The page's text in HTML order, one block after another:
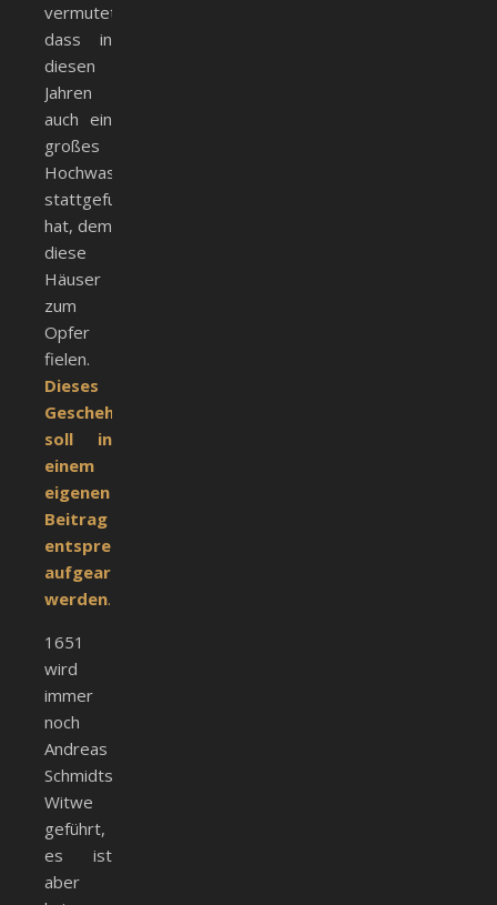
vermutet,
dass in
diesen
Jahren
auch ein
großes
Hochwasser
stattgefunden
hat, dem
diese
Häuser
zum
Opfer
fielen.
Dieses
Geschehen
soll in
einem
eigenen
Beitrag
entsprechend
aufgearbeitet
werden.
1651
wird
immer
noch
Andreas
Schmidts
Witwe
geführt,
es ist
aber